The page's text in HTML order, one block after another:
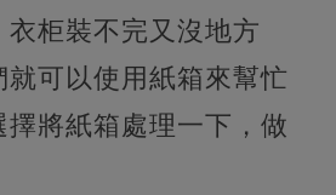
柜裝不完又沒地方
可以使用紙箱來幫忙
擇將紙箱處理一下，做